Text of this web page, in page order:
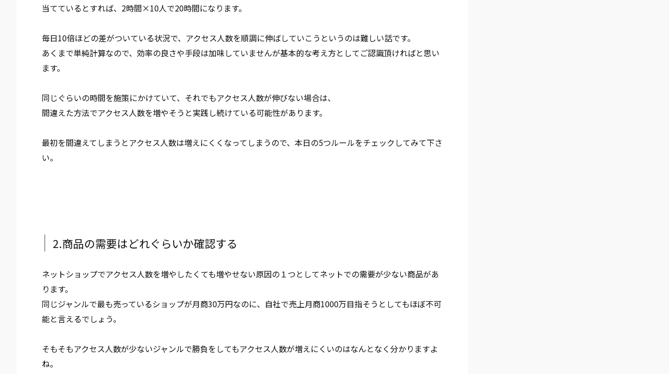
当てているとすれば、2時間×10人で20時間になります。
毎日10倍ほどの差がついている状況で、アクセス人数を順調に伸ばしていこうというのは難しい話です。
あくまで単純計算なので、効率の良さや手段は加味していませんが基本的な考え方としてご認識頂ければと思い
ます。
同じぐらいの時間を施策にかけていて、それでもアクセス人数が伸びない場合は、
間違えた方法でアクセス人数を増やそうと実践し続けている可能性があります。
最初を間違えてしまうとアクセス人数は増えにくくなってしまうので、本日の5つルールをチェックしてみて下さ
い。
2.商品の需要はどれぐらいか確認する
ネットショップでアクセス人数を増やしたくても増やせない原因の１つとしてネットでの需要が少ない商品があ
ります。
同じジャンルで最も売っているショップが月商30万円なのに、自社で売上月商1000万目指そうとしてもほぼ不可
能と言えるでしょう。
そもそもアクセス人数が少ないジャンルで勝負をしてもアクセス人数が増えにくいのはなんとなく分かりますよ
ね。